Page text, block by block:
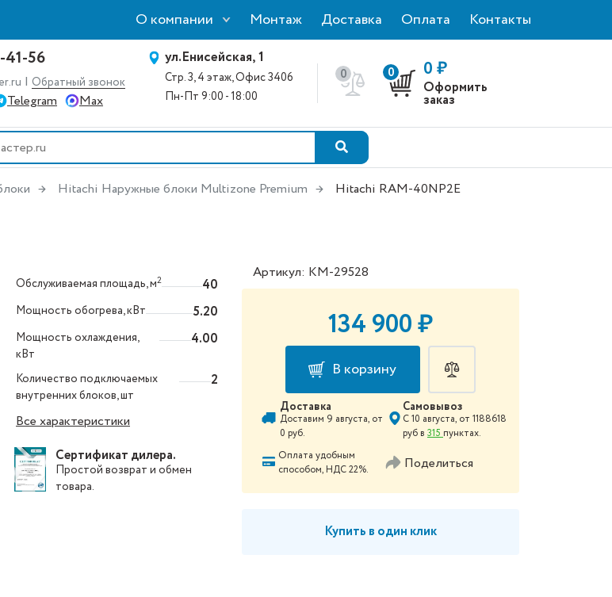
О компании Монтаж Доставка Оплата Контакты
41-56
| Обратный звонок
Telegram Max
ул.Енисейская, 1
Стр. 3, 4 этаж, Офис 3406
Пн-Пт 9:00 - 18:00
0 0 0 ₽
Оформить
заказ
Hitachi Наружные блоки Multizone Premium
Hitachi RAM-40NP2E
Обслуживаемая площадь, м2 40
Мощность обогрева, кВт 5.20
Мощность охлаждения,
кВт
4.00
Количество подключаемых
внутренних блоков, шт
2
Все характеристики
Сертификат дилера.
Простой возврат и обмен
товара.
Артикул: КМ-29528
134 900 ₽
В корзину
Доставка
Доставим 9 августа, от
0 руб.
Самовывоз
С10 августа, от 1188618
руб в 315 пунктах.
Оплата удобным
способом, НДС 22%.
Поделиться
Купить в один клик